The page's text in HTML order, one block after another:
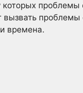
проблемы
проблемы
времена.